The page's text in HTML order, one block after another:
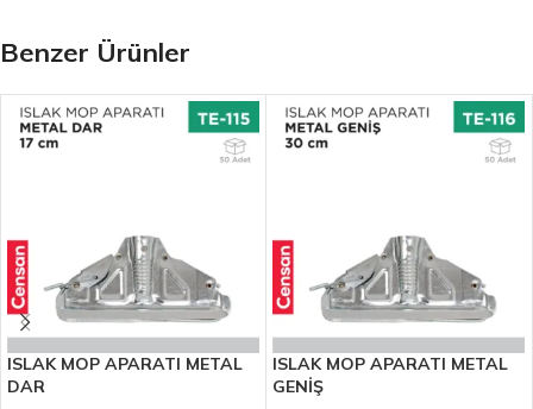
Benzer Ürünler
ISLAK MOP APARATI METAL
DAR
ISLAK MOP APARATI METAL
GENİŞ